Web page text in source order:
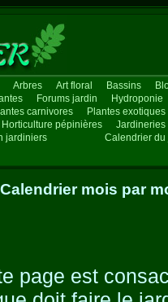
Arbres Art floral Bassins
Forums jardin
Hydroponie
carnivores
Plantes exotiques
Horticulture pépinières
Jardineries
jardiniers Calendrier du
Calendrier mois par
page est